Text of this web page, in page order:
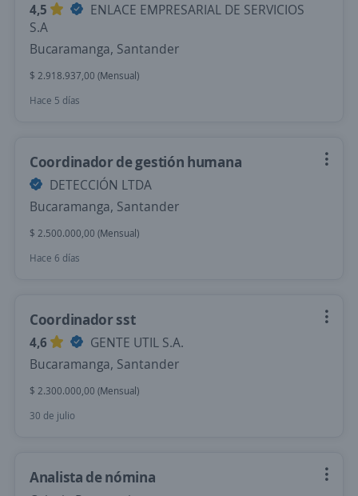
4,5
ENLACE EMPRESARIAL DE SERVICIOS
S.A
Bucaramanga, Santander
$ 2.918.937,00 (Mensual)
Hace 5 días
Coordinador de gestión humana
DETECCIÓN LTDA
Bucaramanga, Santander
$ 2.500.000,00 (Mensual)
Hace 6 días
Coordinador sst
4,6
GENTE UTIL S.A.
Bucaramanga, Santander
$ 2.300.000,00 (Mensual)
30 de julio
Analista de nómina